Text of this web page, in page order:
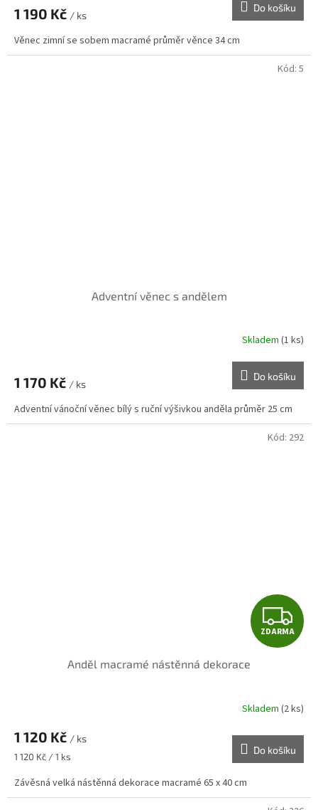
A
1 190 Kč / ks
Do košíku
Věnec zimní se sobem macramé průměr věnce 34 cm
Adventní věnec s andělem
Skladem (1 ks)
1 170 Kč / ks
Do košíku
Adventní vánoční věnec bílý s ruční výšivkou anděla průměr 25 cm
Kód: 5
Z
D
R
M
A
ZDARMA
Anděl macramé nástěnná dekorace
Skladem (2 ks)
1 120 Kč / ks
Měrná
1 120 Kč / 1 ks
Do košíku
Závěsná velká nástěnná dekorace macramé 65 x 40 cm
Kód: 292